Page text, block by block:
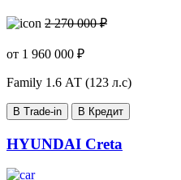
2 270 000 ₽
от 1 960 000 ₽
Family 1.6 АТ (123 л.с)
В Trade-in В Кредит
HYUNDAI Creta